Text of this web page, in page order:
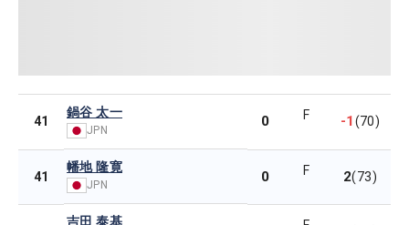
41
鍋谷 太一
JPN
0 F -1(70)
41
幡地 隆寛
JPN 0 F 2(73)
吉田 泰基